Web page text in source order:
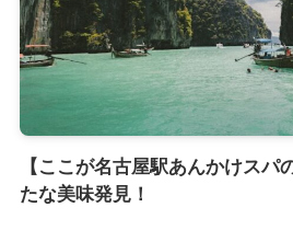
【ここが名古屋駅あんかけスパ
たな美味発見！